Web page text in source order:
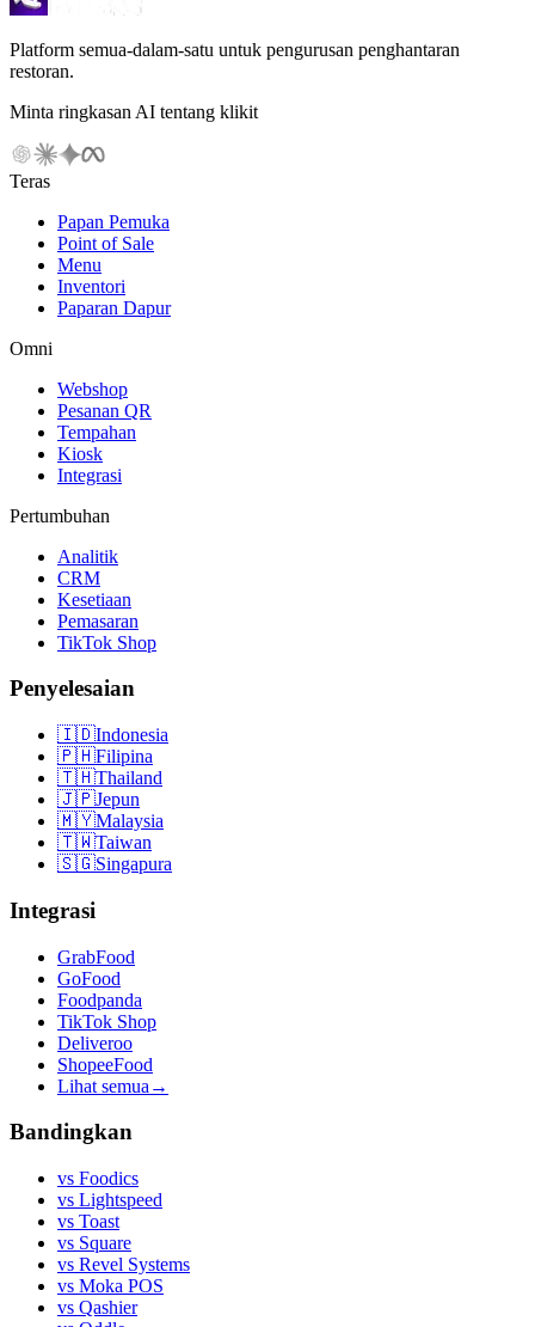
Platform semua-dalam-satu untuk pengurusan penghantaran
restoran.
Minta ringkasan AI tentang klikit
Teras
Papan Pemuka
Point of Sale
Menu
Inventori
Paparan Dapur
Omni
Webshop
Pesanan QR
Tempahan
Kiosk
Integrasi
Pertumbuhan
Analitik
CRM
Kesetiaan
Pemasaran
TikTok Shop
Penyelesaian
🇮🇩Indonesia
🇵🇭Filipina
🇹🇭Thailand
🇯🇵Jepun
🇲🇾Malaysia
🇹🇼Taiwan
🇸🇬Singapura
Integrasi
GrabFood
GoFood
Foodpanda
TikTok Shop
Deliveroo
ShopeeFood
Lihat semua →
Bandingkan
vs Foodics
vs Lightspeed
vs Toast
vs Square
vs Revel Systems
vs Moka POS
vs Qashier